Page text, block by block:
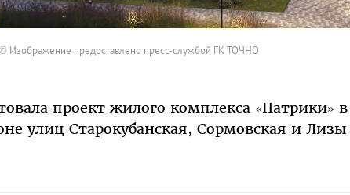
© Изображение предоставлено пресс-службой ГК ТОЧНО
проект жилого комплекса «Патрики» в
улиц Старокубанская, Сормовская и Лизы